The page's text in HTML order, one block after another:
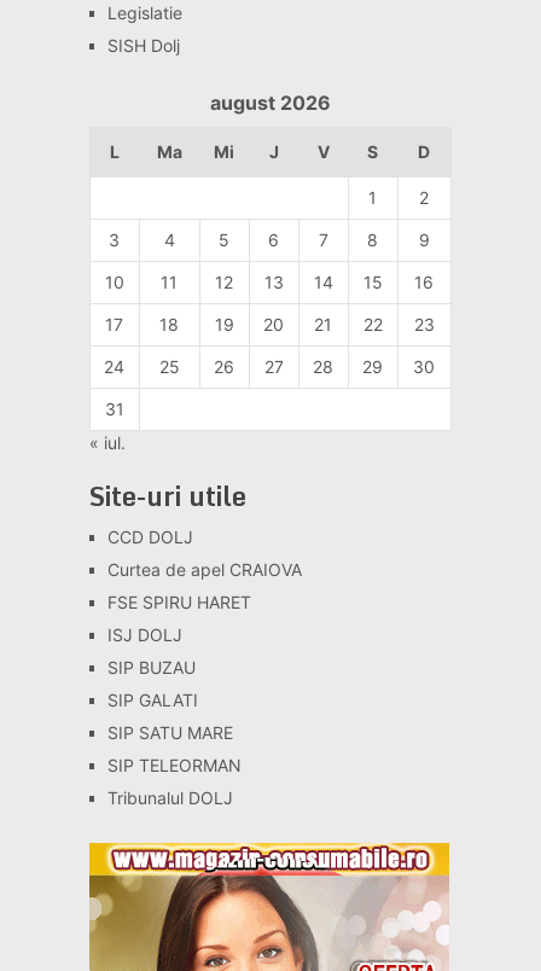
Legislatie
SISH Dolj
august 2026
L Ma Mi J V S D
1 2
3 4 5 6 7 8 9
10 11 12 13 14 15 16
17 18 19 20 21 22 23
24 25 26 27 28 29 30
31
« iul.
Site-uri utile
CCD DOLJ
Curtea de apel CRAIOVA
FSE SPIRU HARET
ISJ DOLJ
SIP BUZAU
SIP GALATI
SIP SATU MARE
SIP TELEORMAN
Tribunalul DOLJ